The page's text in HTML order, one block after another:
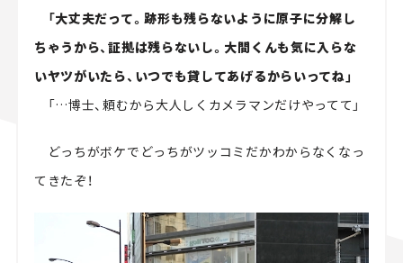
「大丈夫だって。跡形も残らないように原子に分解し
ちゃうから、証拠は残らないし。大間くんも気に入らな
いヤツがいたら、いつでも貸してあげるからいってね」
「…博士、頼むから大人しくカメラマンだけやってて」
どっちがボケでどっちがツッコミだかわからなくなっ
てきたぞ！